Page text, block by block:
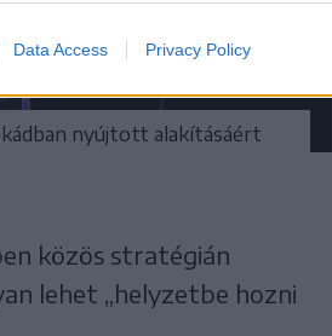
Data Access Privacy Policy
nyújtott alakításáért
közös stratégián
lehet „helyzetbe hozni